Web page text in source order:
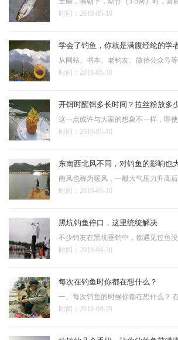
时间：2019-05-10
学会了钓鱼，你就是满腹经纶的学
时间：2019-05-10
开饵时醒饵多长时间？拉丝粉放多
时间：2019-05-10
东南西北风不同，对钓鱼的影响也
时间：2019-05-10
黑坑钓鱼停口，这里统统解决
时间：2019-04-30
每次在钓鱼时你都在想什么？
时间：2019-04-29